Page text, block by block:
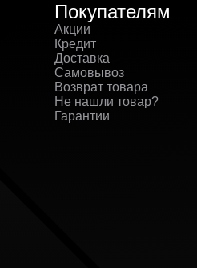
Покупателям
Акции
Кредит
Доставка
Самовывоз
Возврат товара
Не нашли товар?
Гарантии